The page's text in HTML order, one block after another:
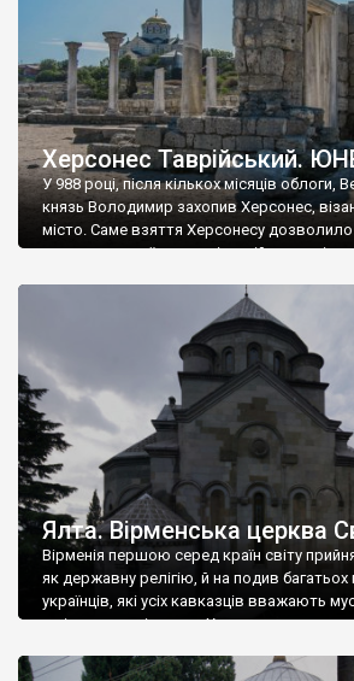
Херсонес Таврійський.
У 988 році, після кількох місяців облоги,
князь Володимир захопив Херсонес,
місто. Саме взяття Херсонесу
диктувати свої умови візантійському
Херсонесі Володимир-язичник, став
А потім було Хрещення Русі. На честь
Ялта. Вірменська церква
Вірменія першою серед країн світу
як державну релігію, й на подив багатьох
українців, які усіх кавказців вважають
є відданими вірянами Христа